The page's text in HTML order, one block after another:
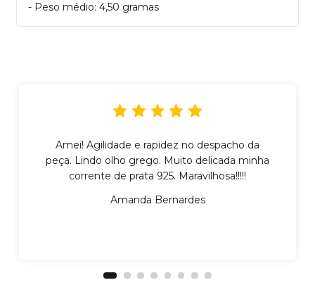
- Peso médio: 4,50 gramas
Amei! Agilidade e rapidez no despacho da
peça. Lindo olho grego. Muito delicada minha
corrente de prata 925. Maravilhosa!!!!!
Amanda Bernardes